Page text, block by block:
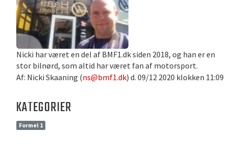
Nicki har været en del af BMF1.dk siden 2018, og han er en
stor bilnørd, som altid har været fan af motorsport.
Af: Nicki Skaaning (ns@bmf1.dk) d. 09/12 2020 klokken 11:09
KATEGORIER
Formel 1